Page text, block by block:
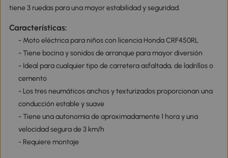
tiene 3 ruedas para una mayor estabilidad y seguridad.
Características:
- Moto eléctrica para niños con licencia Honda CRF450RL
- Tiene bocina y sonidos de arranque para mayor diversión
- Ideal para cualquier tipo de carretera asfaltada, de ladrillos o
cemento
- Los tres neumáticos anchos y texturizados proporcionan una
conducción estable y suave
- Tiene una autonomía de aproximadamente 1 hora y una
velocidad segura de 3 km/h
- Requiere montaje